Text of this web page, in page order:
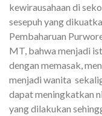
kewirausahaan di
sesepuh yang
Pembaharuan
MT, bahwa menjadi
dengan memasak,
menjadi wanita
dapat meningkatkan
yang dilakukan